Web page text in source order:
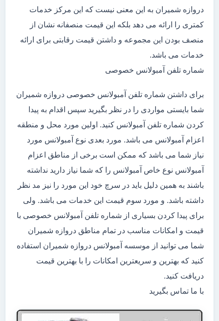
دروازه شمیران به این معنی نیست که این مرکز خدمات
کمتری را ارائه می دهد بلکه این قیمت منصفانه نشان از
منصف بودن این مجموعه و داشتن قیمت رقابتی برای ارائه
خدمات می باشد.
شماره تلفن آمبولانس خصوصی
برای داشتن شماره تلفن آمبولانس خصوصی دروازه شمیران
شما بایستی مواردی را در نظر بگیرید سپس اقدام به پیدا
کردن شماره تلفن آمبولانس کنید. اولین مورد محل و منطقه
اعزام آمبولانس می باشد. مورد بعدی نوع آمبولانس مورد
نیاز شما می باشد که ممکن است برخی از مناطق اعزام
آمبولانس نوع خاص آمبولانس را که شما نیاز دارید نداشته
باشند به همین دلیل باید در سرچ خود این مورد را نیز مد نظر
داشته باشد. و مورد سوم قیمت این خدمات می باشد. ولی
برای پیدا کردن بسیاری از شماره تلفن آمبولانس خصوصی با
قیمت و امکانات مناسب در تمام مناطق دروازه شمیران
شما می توانید از موسسه آمبولانس دروازه شمیران استفاده
کنید که بهترین و سریعترین امکانات را با بهترین قیمت
دریافت کنید.
با ما تماس بگیرید